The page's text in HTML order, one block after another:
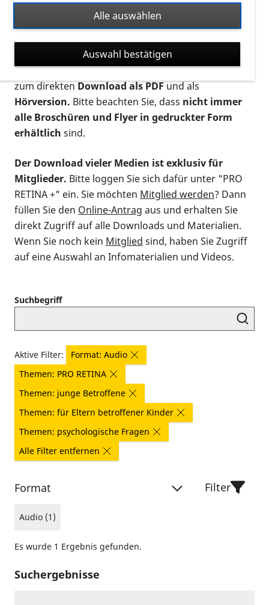
Ort. Nutzen Sie den Formatfilter, um ausschließlich
nach Flyern und Broschüren, Audios oder Videos zu
suchen. Die meisten Flyer und Broschüren werden in
verschiedenen Formaten angeboten: zur
postalischen Bestellung als gedruckte Variante
zum direktenDownload als PDFund als
Hörversion. Bitte beachten Sie, dass nicht immer
alle Broschüren und Flyer in gedruckter Form
erhältlich sind.
Der Download vieler Medien ist exklusiv für
Mitglieder. Bitte loggen Sie sich dafür unter "PRO
RETINA +" ein. Sie möchten Mitglied werden? Dann
füllen Sie den Online-Antrag aus und erhalten Sie
direkt Zugriff auf alle Downloads und Materialien.
Wenn Sie noch kein Mitglied sind, haben Sie Zugriff
auf eine Auswahl an Infomaterialien und Videos.
Suchbegriff
Aktive Filter:
Format: Audio
Themen: PRO RETINA
Themen: junge Betroffene
Themen: für Eltern betroffener Kinder
Themen: psychologische Fragen
Alle Filter entfernen
Format
Audio (1)
Filter
Es wurde 1 Ergebnis gefunden.
Suchergebnisse
Alle auswählen
Auswahl bestätigen